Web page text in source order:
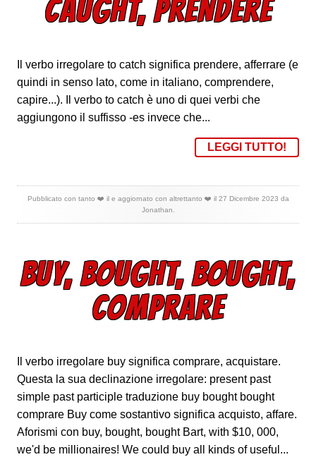
CAUGHT, PRENDERE
Il verbo irregolare to catch significa prendere, afferrare (e
quindi in senso lato, come in italiano, comprendere,
capire...). Il verbo to catch è uno di quei verbi che
aggiungono il suffisso -es invece che...
LEGGI TUTTO!
Pubblicato con tanto ❤️ il e aggiornato con altrettanto ❤️ il 27 Dicembre 2023 da
Jonathan
BUY, BOUGHT, BOUGHT,
COMPRARE
Il verbo irregolare buy significa comprare, acquistare.
Questa la sua declinazione irregolare: present past
simple past participle traduzione buy bought bought
comprare Buy come sostantivo significa acquisto, affare.
Aforismi con buy, bought, bought Bart, with $10, 000,
we'd be millionaires! We could buy all kinds of useful...